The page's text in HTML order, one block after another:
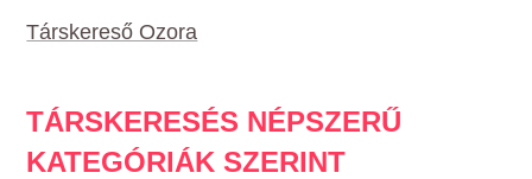
Társkereső Ozora
TÁRSKERESÉS NÉPSZERŰ
KATEGÓRIÁK SZERINT